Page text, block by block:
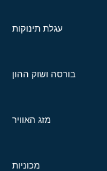
עגלת תינוקות
בורסה ושוק ההון
מזג האוויר
מכוניות